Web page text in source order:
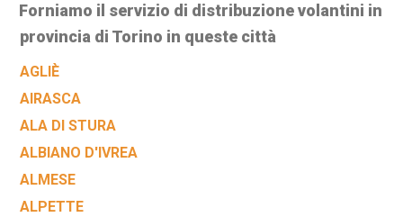
Forniamo il servizio di distribuzione volantini in
provincia di Torino in queste città
AGLIÈ
AIRASCA
ALA DI STURA
ALBIANO D'IVREA
ALMESE
ALPETTE